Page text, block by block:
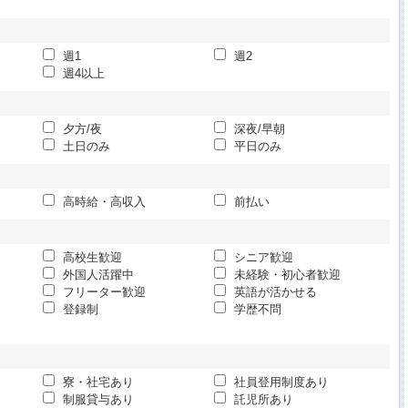
週1
週2
週4以上
夕方/夜
深夜/早朝
土日のみ
平日のみ
高時給・高収入 前払い
高校生歓迎
シニア歓迎
外国人活躍中
未経験・初心者歓迎
フリーター歓迎
英語が活かせる
登録制
学歴不問
寮・社宅あり
社員登用制度あり
制服貸与あり
託児所あり